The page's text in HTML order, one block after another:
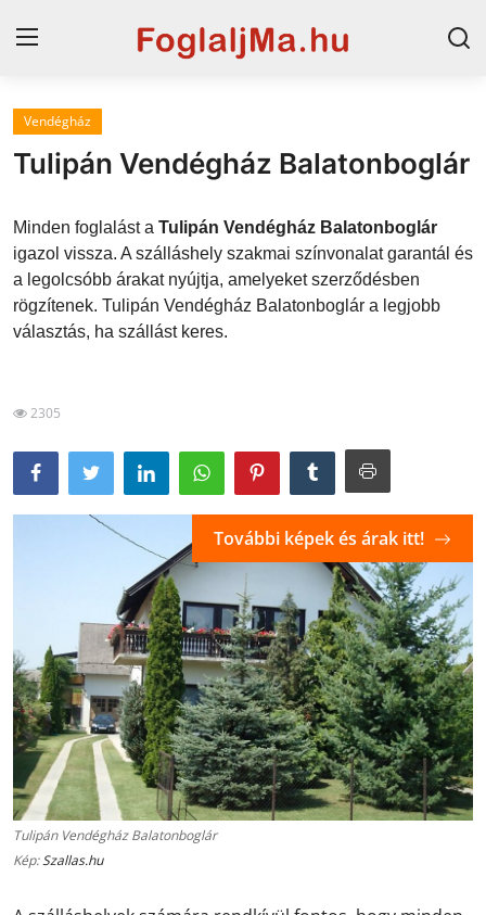
Magyarország
Horvát tengerpart
Szállások a Balatonon
Horvátország
Blog
Vendégház
Tulipán Vendégház Balatonboglár
Minden foglalást a Tulipán Vendégház Balatonboglár
igazol vissza. A szálláshely szakmai színvonalat garantál és
a legolcsóbb árakat nyújtja, amelyeket szerződésben
rögzítenek. Tulipán Vendégház Balatonboglár a legjobb
választás, ha szállást keres.
2305
Tulipán Vendégház Balatonboglár
Kép:Szallas.hu
További képek és árak itt!